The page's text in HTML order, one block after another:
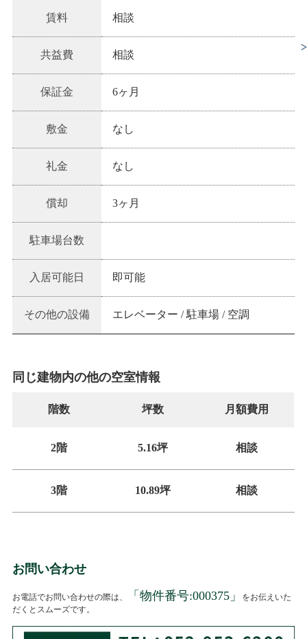
賃料 相談
共益費 相談
保証金 6ヶ月
敷金 なし
礼金 なし
償却 3ヶ月
駐車場台数
入居可能日 即可能
その他の設備 エレベーター / 駐車場 / 空調
同じ建物内の他の空室情報
階数 坪数 月額費用
2階 5.16坪 相談
3階 10.89坪 相談
お問い合わせ
お電話でお問い合わせの際は、 「物件番号:000375」
をお伝えいた
だくとスムーズです。